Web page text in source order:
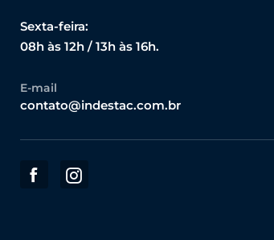
Sexta-feira:
08h às 12h / 13h às 16h.
E-mail
contato@indestac.com.br